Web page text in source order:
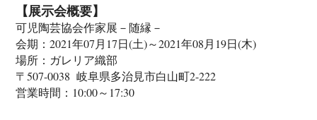
【展示会概要】
可児陶芸協会作家展－随縁－
会期：2021年07月17日(土)～2021年08月19日(木)
場所：ガレリア織部
〒507-0038 岐阜県多治見市白山町2-222
営業時間：10:00～17:30